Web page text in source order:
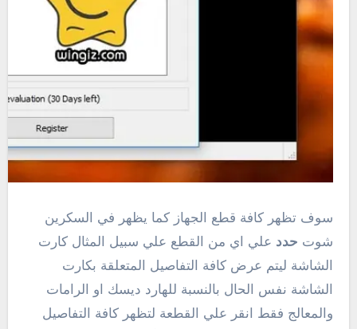
سوف تظهر كافة قطع الجهاز كما يظهر في السكرين
شوت حدد علي اي من القطع علي سبيل المثال كارت
الشاشة ليتم عرض كافة التفاصيل المتعلقة بكارت
الشاشة نفس الحال بالنسبة للهارد ديسك او الرامات
والمعالج فقط انقر علي القطعة لتظهر كافة التفاصيل